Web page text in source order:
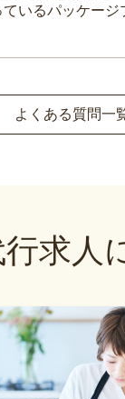
いるパッケー
よくある質問一
求人